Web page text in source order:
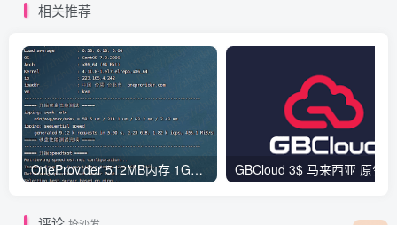
相关推荐
OneProvider 512MB内存 1Gbps端口 台湾KVM VPS测评